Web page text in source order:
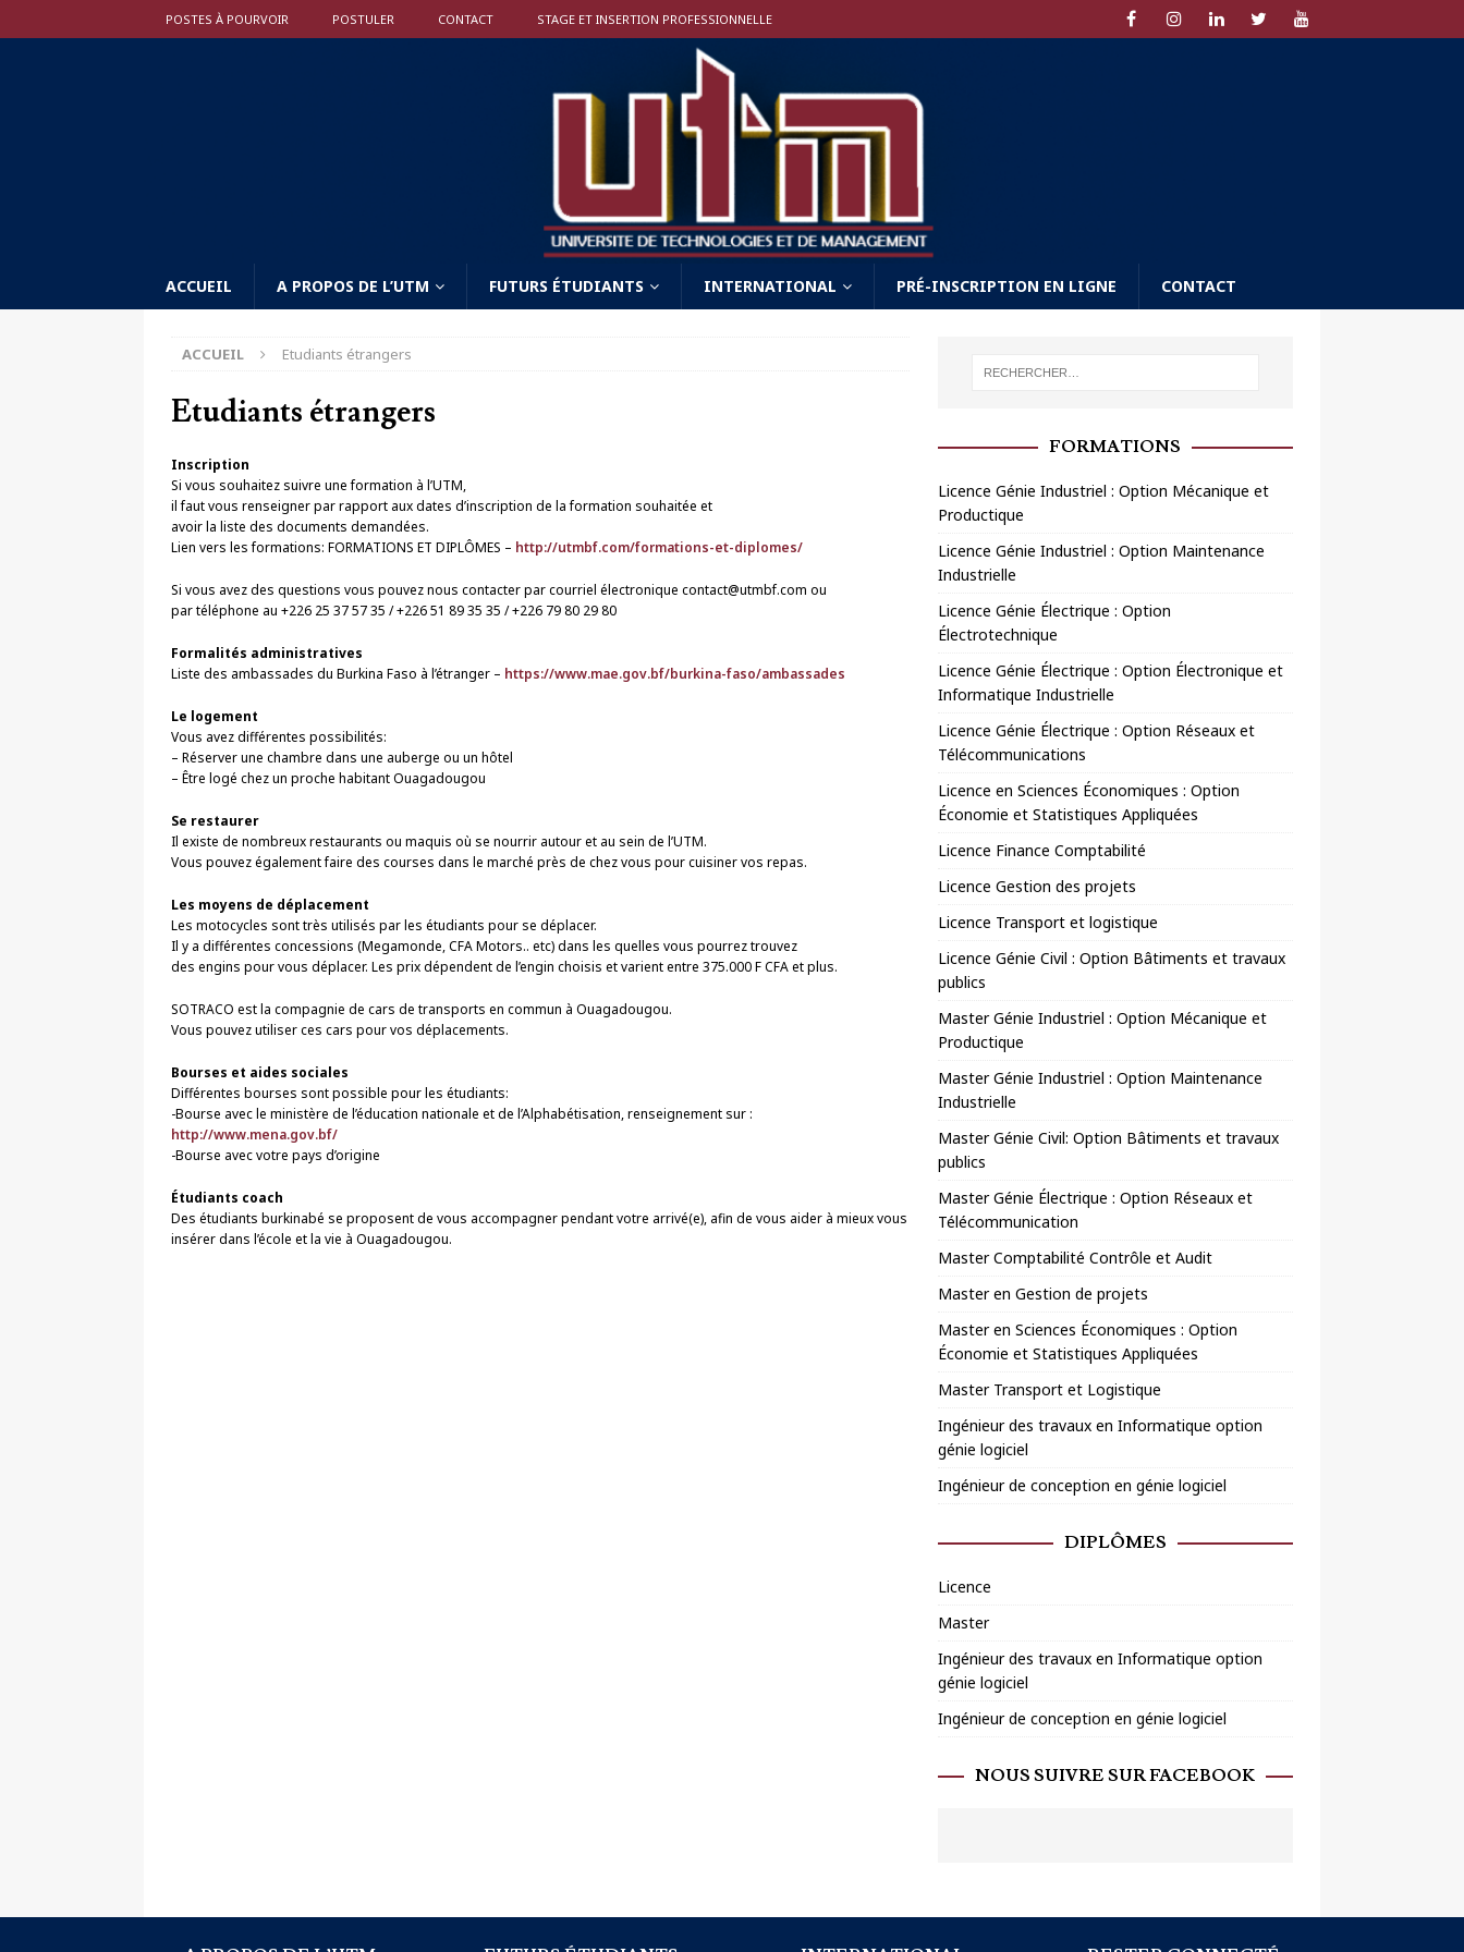
POSTES À POURVOIR POSTULER CONTACT STAGE ET INSERTION PROFESSIONNELLE
ACCUEIL A PROPOS DE L’UTM FUTURS ÉTUDIANTS INTERNATIONAL PRÉ-INSCRIPTION EN LIGNE CONTACT
ACCUEIL Etudiants étrangers
Etudiants étrangers
Inscription
Si vous souhaitez suivre une formation à l’UTM,
il faut vous renseigner par rapport aux dates d’inscription de la formation souhaitée et
avoir la liste des documents demandées.
Lien vers les formations: FORMATIONS ET DIPLÔMES – http://utmbf.com/formations-et-diplomes/
Si vous avez des questions vous pouvez nous contacter par courriel électronique contact@utmbf.com ou
par téléphone au +226 25 37 57 35 / +226 51 89 35 35 / +226 79 80 29 80
Formalités administratives
Liste des ambassades du Burkina Faso à l’étranger – https://www.mae.gov.bf/burkina-faso/ambassades
Le logement
Vous avez différentes possibilités:
– Réserver une chambre dans une auberge ou un hôtel
– Être logé chez un proche habitant Ouagadougou
Se restaurer
Il existe de nombreux restaurants ou maquis où se nourrir autour et au sein de l’UTM.
Vous pouvez également faire des courses dans le marché près de chez vous pour cuisiner vos repas.
Les moyens de déplacement
Les motocycles sont très utilisés par les étudiants pour se déplacer.
Il y a différentes concessions (Megamonde, CFA Motors.. etc) dans les quelles vous pourrez trouvez
des engins pour vous déplacer. Les prix dépendent de l’engin choisis et varient entre 375.000 F CFA et plus.
SOTRACO est la compagnie de cars de transports en commun à Ouagadougou.
Vous pouvez utiliser ces cars pour vos déplacements.
Bourses et aides sociales
Différentes bourses sont possible pour les étudiants:
-Bourse avec le ministère de l’éducation nationale et de l’Alphabétisation, renseignement sur :
http://www.mena.gov.bf/
-Bourse avec votre pays d’origine
Étudiants coach
Des étudiants burkinabé se proposent de vous accompagner pendant votre arrivé(e), afin de vous aider à mieux vous
insérer dans l’école et la vie à Ouagadougou.
FORMATIONS
Licence Génie Industriel : Option Mécanique et
Productique
Licence Génie Industriel : Option Maintenance
Industrielle
Licence Génie Électrique : Option
Électrotechnique
Licence Génie Électrique : Option Électronique et
Informatique Industrielle
Licence Génie Électrique : Option Réseaux et
Télécommunications
Licence en Sciences Économiques : Option
Économie et Statistiques Appliquées
Licence Finance Comptabilité
Licence Gestion des projets
Licence Transport et logistique
Licence Génie Civil : Option Bâtiments et travaux
publics
Master Génie Industriel : Option Mécanique et
Productique
Master Génie Industriel : Option Maintenance
Industrielle
Master Génie Civil: Option Bâtiments et travaux
publics
Master Génie Électrique : Option Réseaux et
Télécommunication
Master Comptabilité Contrôle et Audit
Master en Gestion de projets
Master en Sciences Économiques : Option
Économie et Statistiques Appliquées
Master Transport et Logistique
Ingénieur des travaux en Informatique option
génie logiciel
Ingénieur de conception en génie logiciel
DIPLÔMES
Licence
Master
Ingénieur des travaux en Informatique option
génie logiciel
Ingénieur de conception en génie logiciel
NOUS SUIVRE SUR FACEBOOK